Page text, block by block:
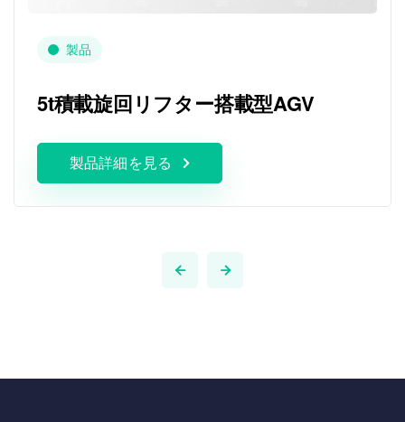
製品
5t積載旋回リフター搭載型AGV
製品詳細を見る